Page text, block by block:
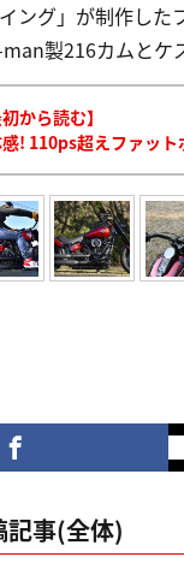
イング」が制作し
man製216カムと
から読む】
! 110ps超えファット
記事(全体)